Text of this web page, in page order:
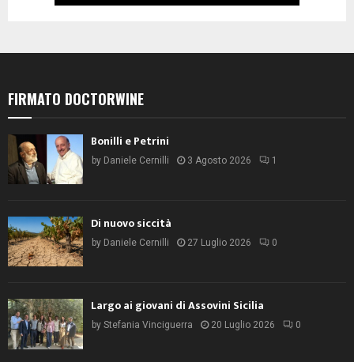
FIRMATO DOCTORWINE
Bonilli e Petrini
by Daniele Cernilli 3 Agosto 2026 1
Di nuovo siccità
by Daniele Cernilli 27 Luglio 2026 0
Largo ai giovani di Assovini Sicilia
by Stefania Vinciguerra 20 Luglio 2026 0